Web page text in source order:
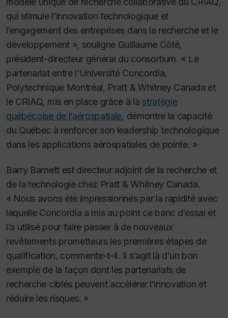
qui stimule l’innovation technologique et
l’engagement des entreprises dans la recherche et le
développement », souligne Guillaume Côté,
président-directeur général du consortium. « Le
partenariat entre l’Université Concordia,
Polytechnique Montréal, Pratt & Whitney Canada et
le CRIAQ, mis en place grâce à la stratégie
québécoise de l’aérospatiale, démontre la capacité
du Québec à renforcer son leadership technologique
dans les applications aérospatiales de pointe. »
Barry Barnett est directeur adjoint de la recherche et
de la technologie chez Pratt & Whitney Canada.
« Nous avons été impressionnés par la rapidité avec
laquelle Concordia a mis au point ce banc d’essai et
l’a utilisé pour faire passer à de nouveaux
revêtements prometteurs les premières étapes de
qualification, commente-t-il. Il s’agit là d’un bon
exemple de la façon dont les partenariats de
recherche ciblés peuvent accélérer l’innovation et
réduire les risques. »